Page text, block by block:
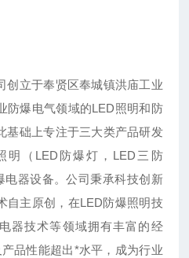
创立于奉贤区奉城镇洪庙工业
防爆电气领域的LED照明和防
基础上专注于三大类产品研发
明（LED防爆灯，LED三防
电器设备。公司秉承科技创新
自主原创，在LED防爆照明技
器技术等领域拥有丰富的经
品性能超出*水平，成为行业